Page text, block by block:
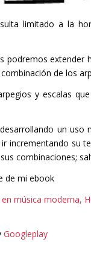
limitado a la
podremos extender
de los
y escalas
un
incrementando su
combinaciones;
de mi ebook
música moderna,
Googleplay